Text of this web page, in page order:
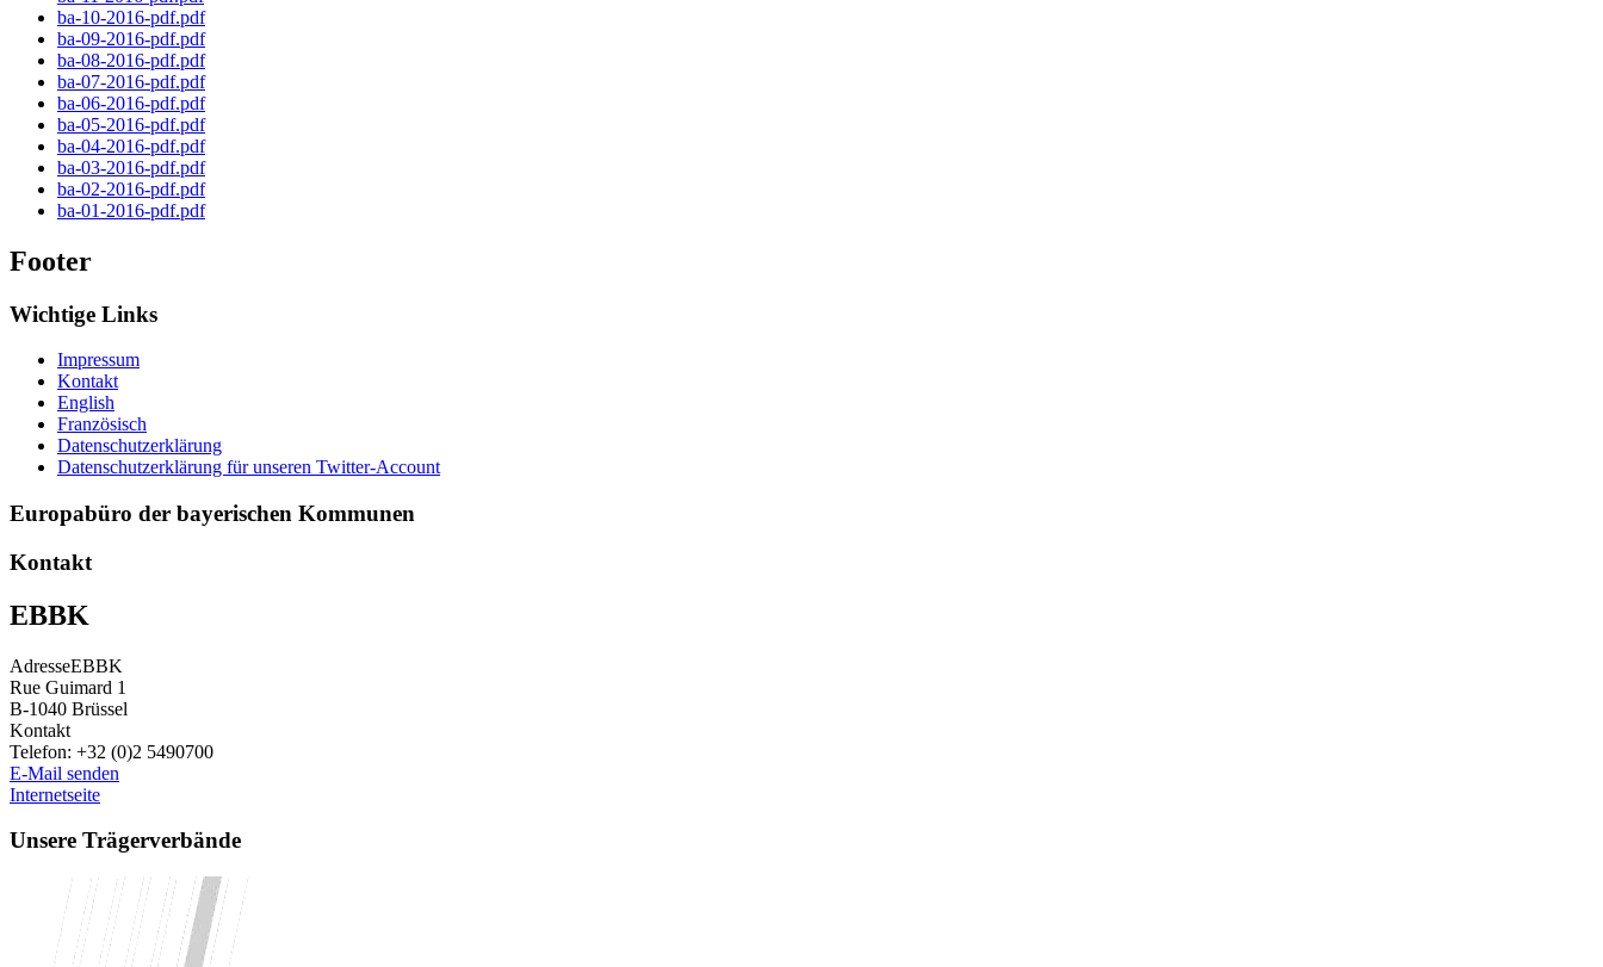
ba-10-2016-pdf.pdf
ba-09-2016-pdf.pdf
ba-08-2016-pdf.pdf
ba-07-2016-pdf.pdf
ba-06-2016-pdf.pdf
ba-05-2016-pdf.pdf
ba-04-2016-pdf.pdf
ba-03-2016-pdf.pdf
ba-02-2016-pdf.pdf
ba-01-2016-pdf.pdf
Footer
Wichtige Links
Impressum
Kontakt
English
Französisch
Datenschutzerklärung
Datenschutzerklärung für unseren Twitter-Account
Europabüro der bayerischen Kommunen
Kontakt
EBBK
AdresseEBBK
Rue Guimard 1
B-1040 Brüssel
Kontakt
Telefon: +32 (0)2 5490700
E-Mail senden
Internetseite
Unsere Trägerverbände